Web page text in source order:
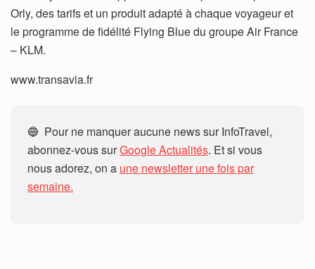
Orly, des tarifs et un produit adapté à chaque voyageur et
le programme de fidélité Flying Blue du groupe Air France
– KLM.
www.transavia.fr
🔵 Pour ne manquer aucune news sur InfoTravel,
abonnez-vous surGoogle Actualités. Et si vous
nous adorez, on a une newsletter une fois par
semaine.